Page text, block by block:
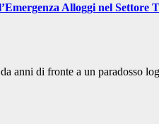
Alloggi nel
anni di fronte a un paradosso